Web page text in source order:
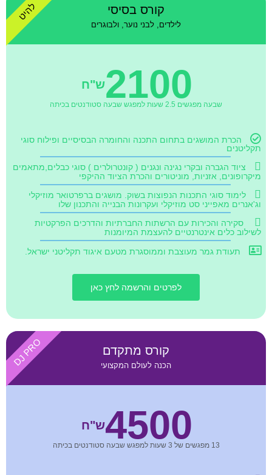
קורס בסיסי
לילדים, לבני נוער, ולבוגרים
ש"ח2100שבעה מפגשים 2.5 שעות למפגש שבעה סטודנטים בכיתה
הכרת המושגים בתחום התכנה והחומרה הבסיסיים ופילוח סוגי
תקליטנים
ציוד הגברה ובקרי נגינה ונגנים ( קונטרולרים ) סוגי כבלים,מתאמים
מיקרופונים, אזניות, מוניטורים והכרת הציוד ההיקפי
לימוד סוגי התכנות הנפוצות בשוק. מושגים ברפרטואר מוזיקלי
וג'אנרים מאפייני סט מוזיקלי ועקרונות הבנייה והתכנון שלו
סקירה והכירות עם הרשתות החברתיות והדרכים הפרקטיות
לשילוב כלים אינטרנטיים להעצמת המיומנות
תעודת גמר מעוצבת וממוסגרת מטעם איגוד תקליטני ישראל.
לפרטים והרשמה לחץ כאן
להיט
קורס מתקדם
הכנה לעולם המקצועי
ש"ח4500 13 מפגשים של 3 שעות למפגש שבעה סטודנטים בכיתה
DJ PRO